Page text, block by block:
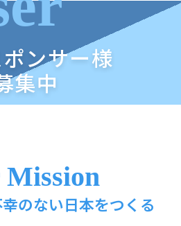
ンサー様
集中
のない日本をつくる